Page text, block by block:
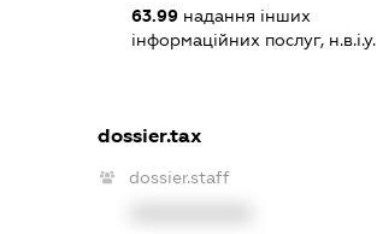
63.99надання інших
інформаційних послуг, н.в.і.у.
dossier.tax
dossier.staff